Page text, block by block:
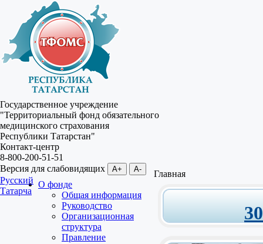
Государственное учреждение
"Территориальный фонд обязательного
медицинского страхования
Республики Татарстан"
Контакт-центр
8-800-200-51-51
Версия для слабовидящих
A+ A-
Русский
Татарча
О фонде
Общая информация
Руководство
Организационная
структура
Правление
Главная